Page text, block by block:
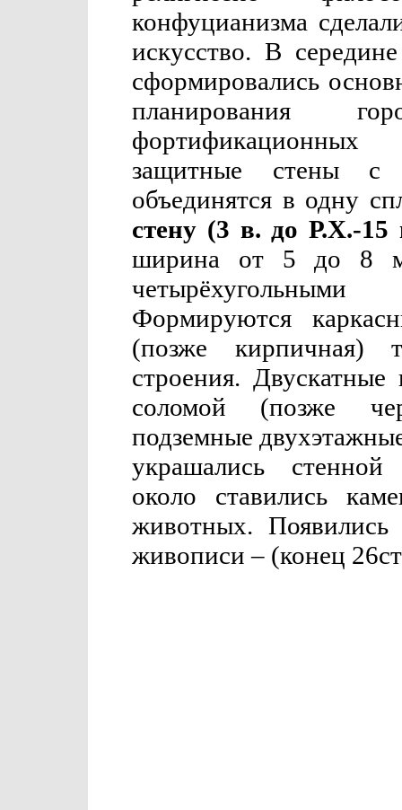
конфуцианизма
искусство. В
сформировались
планирования
защитные стены с
объединятся в одну
стену (3 в. до Р.Х.-
ширина от 5 до 8
Формируются
(позже кирпичная)
строения.
соломой (позже
подземные
украшались
около ставились
животных. Появились
живописи – (конец